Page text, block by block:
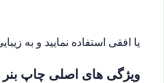
یا افقی استفاده نمایید و به
ویژگی های اصلی چاپ